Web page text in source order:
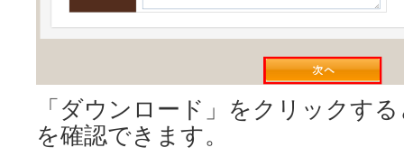
「ダウンロード」をクリックす
を確認できます。